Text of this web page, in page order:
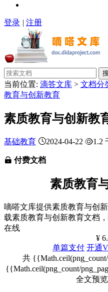
登录 | 注册
当前位置: 滴答文库 > 文档分
教育与创新教育
素质教育与创新教
基础教育 2024-04-22 1.2
付费文档
素质教育
嘀嗒文库提供素质教育与创
载素质教育与创新教育文档
在线
¥
单篇支付 开通
共
{{Math.ceil(png_count/
全文预